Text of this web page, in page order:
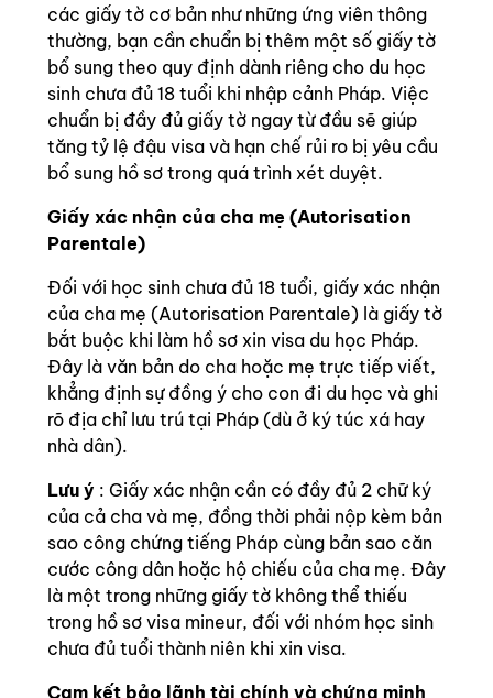
các giấy tờ cơ bản như những ứng viên thông
thường, bạn cần chuẩn bị thêm một số giấy tờ
bổ sung theo quy định dành riêng cho du học
sinh chưa đủ 18 tuổi khi nhập cảnh Pháp. Việc
chuẩn bị đầy đủ giấy tờ ngay từ đầu sẽ giúp
tăng tỷ lệ đậu visa và hạn chế rủi ro bị yêu cầu
bổ sung hồ sơ trong quá trình xét duyệt.
Giấy xác nhận của cha mẹ (Autorisation
Parentale)
Đối với học sinh chưa đủ 18 tuổi, giấy xác nhận
của cha mẹ (Autorisation Parentale) là giấy tờ
bắt buộc khi làm hồ sơ xin visa du học Pháp.
Đây là văn bản do cha hoặc mẹ trực tiếp viết,
khẳng định sự đồng ý cho con đi du học và ghi
rõ địa chỉ lưu trú tại Pháp (dù ở ký túc xá hay
nhà dân).
Lưu ý : Giấy xác nhận cần có đầy đủ 2 chữ ký
của cả cha và mẹ, đồng thời phải nộp kèm bản
sao công chứng tiếng Pháp cùng bản sao căn
cước công dân hoặc hộ chiếu của cha mẹ. Đây
là một trong những giấy tờ không thể thiếu
trong hồ sơ visa mineur, đối với nhóm học sinh
chưa đủ tuổi thành niên khi xin visa.
Cam kết bảo lãnh tài chính và chứng minh